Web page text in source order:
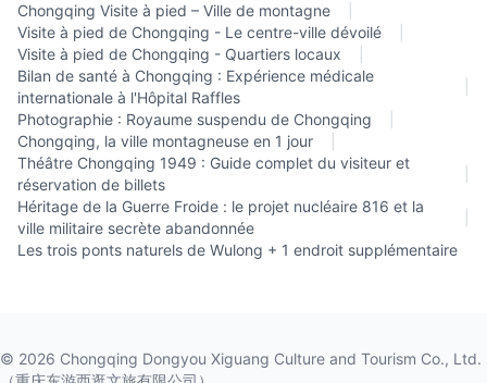
Chongqing Visite à pied – Ville de montagne
Visite à pied de Chongqing - Le centre-ville dévoilé
Visite à pied de Chongqing - Quartiers locaux
Bilan de santé à Chongqing : Expérience médicale
internationale à l'Hôpital Raffles
Photographie : Royaume suspendu de Chongqing
Chongqing, la ville montagneuse en 1 jour
Théâtre Chongqing 1949 : Guide complet du visiteur et
réservation de billets
Héritage de la Guerre Froide : le projet nucléaire 816 et la
ville militaire secrète abandonnée
Les trois ponts naturels de Wulong + 1 endroit supplémentaire
© 2026 Chongqing Dongyou Xiguang Culture and Tourism Co., Ltd.